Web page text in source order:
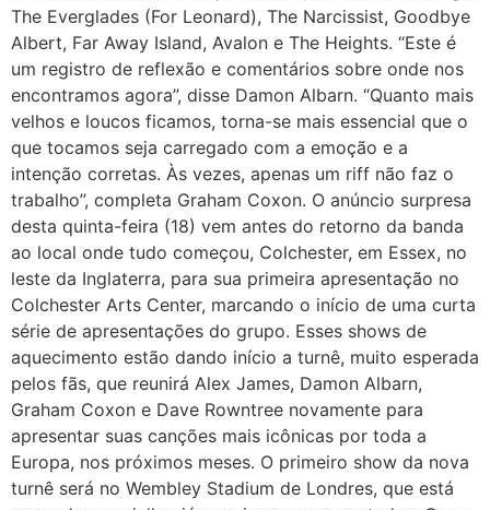
The Everglades (For Leonard), The Narcissist, Goodbye
Albert, Far Away Island, Avalon e The Heights. “Este é
um registro de reflexão e comentários sobre onde nos
encontramos agora”, disse Damon Albarn. “Quanto mais
velhos e loucos ficamos, torna-se mais essencial que o
que tocamos seja carregado com a emoção e a
intenção corretas. Às vezes, apenas um riff não faz o
trabalho”, completa Graham Coxon. O anúncio surpresa
desta quinta-feira (18) vem antes do retorno da banda
ao local onde tudo começou, Colchester, em Essex, no
leste da Inglaterra, para sua primeira apresentação no
Colchester Arts Center, marcando o início de uma curta
série de apresentações do grupo. Esses shows de
aquecimento estão dando início a turnê, muito esperada
pelos fãs, que reunirá Alex James, Damon Albarn,
Graham Coxon e Dave Rowntree novamente para
apresentar suas canções mais icônicas por toda a
Europa, nos próximos meses. O primeiro show da nova
turnê será no Wembley Stadium de Londres, que está